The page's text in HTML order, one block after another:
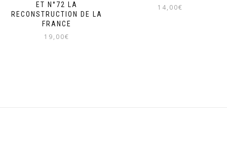
ET N°72 LA
RECONSTRUCTION DE LA
FRANCE
19,00€
14,00€